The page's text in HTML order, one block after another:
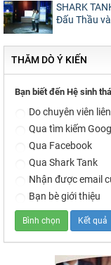
SHARK
Đấu Thầu
THĂM DÒ Ý KIẾN
Bạn biết đến Hệ sinh
Do chuyên viên
Qua tìm kiếm
Qua Facebook
Qua Shark Tank
Nhận được email
Bạn bè giới thiệu